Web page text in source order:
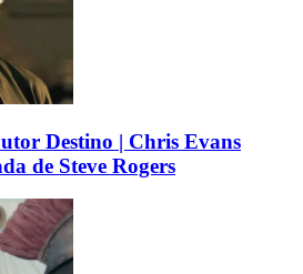
Destino | Chris Evans
de Steve Rogers